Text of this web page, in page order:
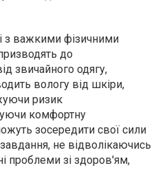
з важкими фізичними
до
звичайного одягу,
вологу від шкіри,
ризик
комфортну
зосередити свої сили
не відволікаючись
проблеми зі здоров'ям,